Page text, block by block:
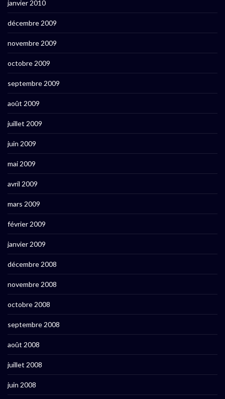
janvier 2010
décembre 2009
novembre 2009
octobre 2009
septembre 2009
août 2009
juillet 2009
juin 2009
mai 2009
avril 2009
mars 2009
février 2009
janvier 2009
décembre 2008
novembre 2008
octobre 2008
septembre 2008
août 2008
juillet 2008
juin 2008